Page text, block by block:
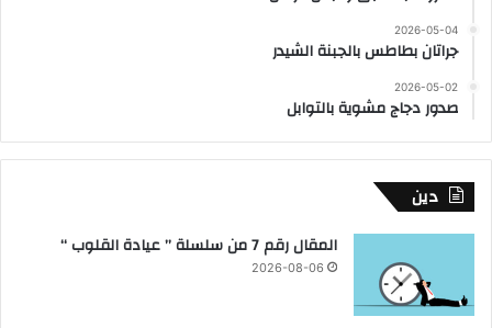
2026-05-04
جراتان بطاطس بالجبنة الشيدر
2026-05-02
صدور دجاج مشوية بالتوابل
دين
المقال رقم 7 من سلسلة ” عيادة القلوب “
2026-08-06